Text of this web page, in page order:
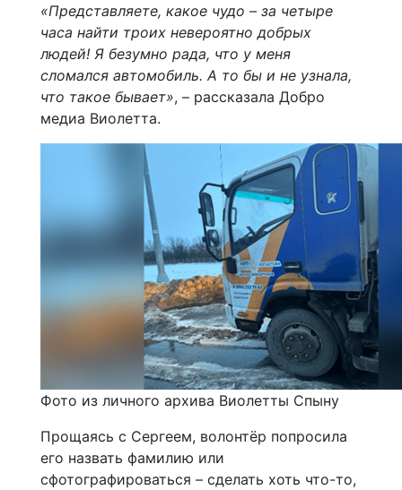
«Представляете, какое чудо – за четыре
часа найти троих невероятно добрых
людей! Я безумно рада, что у меня
сломался автомобиль. А то бы и не узнала,
что такое бывает», – рассказала Добро
медиа Виолетта.
Фото из личного архива Виолетты Спыну
Прощаясь с Сергеем, волонтёр попросила
его назвать фамилию или
сфотографироваться – сделать хоть что-то,